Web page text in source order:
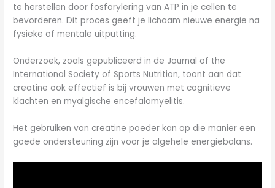
te herstellen door fosforylering van ATP in je cellen te
bevorderen. Dit proces geeft je lichaam nieuwe energie na
fysieke of mentale uitputting.
Onderzoek, zoals gepubliceerd in de Journal of the
International Society of Sports Nutrition, toont aan dat
creatine ook effectief is bij vrouwen met cognitieve
klachten en myalgische encefalomyelitis.
Het gebruiken van creatine poeder kan op die manier een
goede ondersteuning zijn voor je algehele energiebalans.